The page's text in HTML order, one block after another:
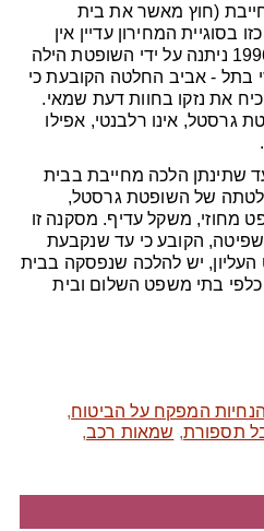
(חוץ מאשר את בית
בסוגיית המחירון עדיין אין
בנמצא. אלא שבחודש מאי 1996 ניתנה על ידי השופטת הילה
בתל - אביב החלטה הקובעת כי
את נזקו בחוות דעת שמאי.
גרסטל, אינו רלבנטי, אפילו
שתינתן הלכה מחייבת בבית
של השופטת גרסטל,
מחוזי, משקל עדיף. מסקנה זו
יסוד השפיטה, הקובע כי עד שנקבעת
יש להלכה שנפסקה בבית
בתי משפט השלום ובית
הנחיות המפקח על הביטוח,
תספורת, שמאות רכב,